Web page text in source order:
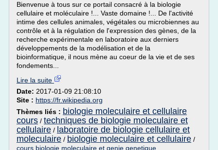
Bienvenue à tous sur ce portail consacré à la biologie
cellulaire et moléculaire !... Vaste domaine !... De l'activité
intime des cellules animales, végétales ou microbiennes au
contrôle et à la régulation de l'expression des gènes, de la
recherche expérimentale en laboratoire aux derniers
développements de la modélisation et de la
bioinformatique, il nous mène au coeur de la vie et de ses
fondements...
Lire la suite
Date: 2017-01-09 21:08:10
Site : https://fr.wikipedia.org
Thèmes liés : biologie moleculaire et cellulaire
cours / techniques de biologie moleculaire et
cellulaire / laboratoire de biologie cellulaire et
moleculaire / biologie moleculaire et cellulaire /
cours biologie moleculaire et genie genetique